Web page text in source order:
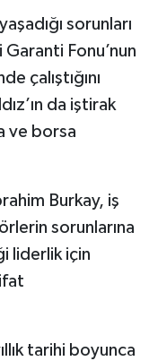
sorunları
Fonu’nun
çalıştığını
da iştirak
ve borsa
Burkay, iş
sorunlarına
liderlik için
tarihi boyunca